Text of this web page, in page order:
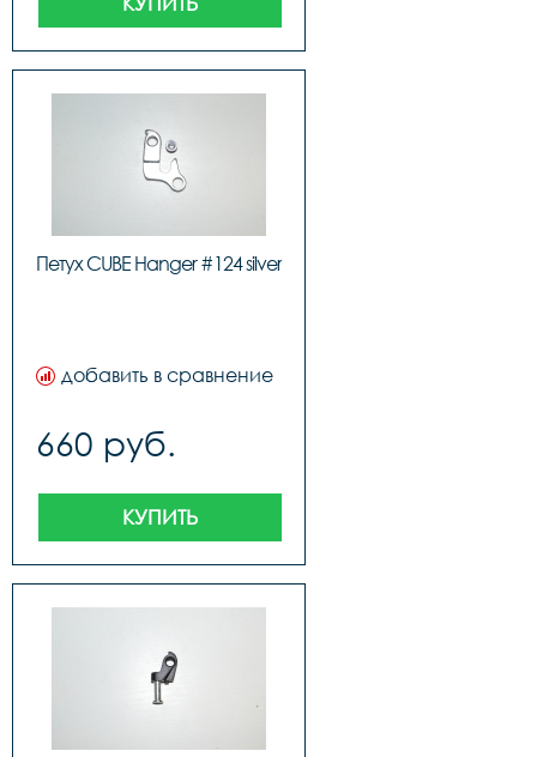
Петух CUBE Hanger #124 silver
добавить в сравнение
660 руб.
КУПИТЬ